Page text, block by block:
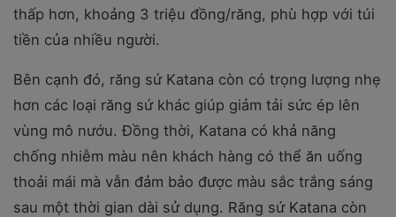
thấp hơn, khoảng 3 triệu đồng/răng, phù hợp với túi
tiền của nhiều người.
Bên cạnh đó, răng sứ Katana còn có trọng lượng nhẹ
hơn các loại răng sứ khác giúp giảm tải sức ép lên
vùng mô nướu. Đồng thời, Katana có khả năng
chống nhiễm màu nên khách hàng có thể ăn uống
thoải mái mà vẫn đảm bảo được màu sắc trắng sáng
sau một thời gian dài sử dụng. Răng sứ Katana còn